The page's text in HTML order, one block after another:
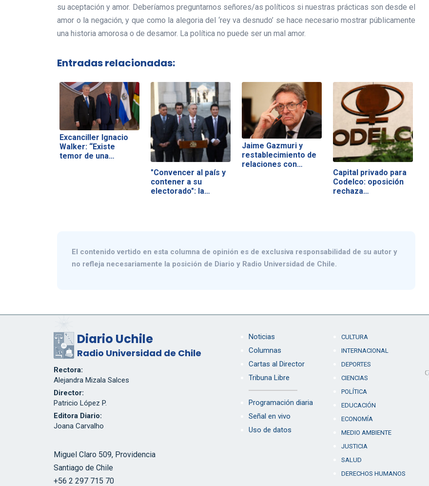
su aceptación y amor. Deberíamos preguntarnos señores/as políticos si nuestras prácticas son desde el
amor o la negación, y que como la alegoria del ‘rey va desnudo’ se hace necesario mostrar públicamente
una historia amorosa o de desamor. La política no puede ser un mal amor.
Entradas relacionadas:
Excanciller Ignacio
Walker: “Existe
temor de una…
"Convencer al país y
contener a su
electorado": la…
Jaime Gazmuri y
restablecimiento de
relaciones con…
Capital privado para
Codelco: oposición
rechaza…
El contenido vertido en esta columna de opinión es de exclusiva responsabilidad de su autor y
no refleja necesariamente la posición de Diario y Radio Universidad de Chile.
Diario Uchile
Radio Universidad de Chile
Rectora:
Alejandra Mizala Salces
Director:
Patricio López P.
Editora Diario:
Joana Carvalho
Miguel Claro 509, Providencia
Santiago de Chile
+56 2 297 715 70
Noticias
Columnas
Cartas al Director
Tribuna Libre
Programación diaria
Señal en vivo
Uso de datos
CULTURA
INTERNACIONAL
DEPORTES
CIENCIAS
POLÍTICA
EDUCACIÓN
ECONOMÍA
MEDIO AMBIENTE
JUSTICIA
SALUD
DERECHOS HUMANOS